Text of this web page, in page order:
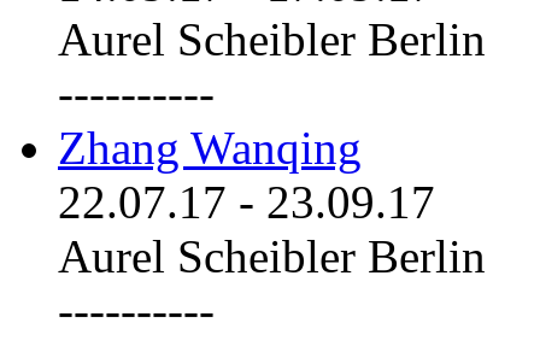
Aurel Scheibler Berlin
----------
Zhang Wanqing
22.07.17 - 23.09.17
Aurel Scheibler Berlin
----------